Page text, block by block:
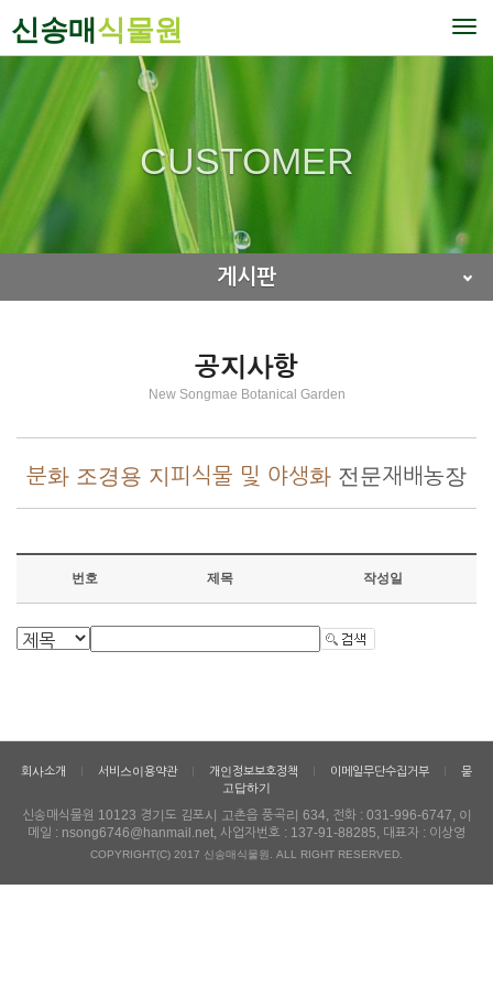
신송매 식물원
CUSTOMER
게시판
공지사항
New Songmae Botanical Garden
분화 조경용 지피식물 및 야생화 전문재배농장
번호 제목 작성일
회사소개 서비스이용약관 개인정보보호정책 이메일무단수집거부
묻
고답하기
신송매식물원 10123 경기도 김포시 고촌읍 풍곡리 634, 전화 : 031-996-6747, 이
메일 : nsong6746@hanmail.net, 사업자번호 : 137-91-88285, 대표자 : 이상영
COPYRIGHT(C) 2017 신송매식물원. ALL RIGHT RESERVED.